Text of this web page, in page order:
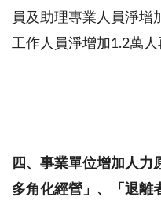
員及助理專業人員淨增
工作人員淨增加 1.2萬人
四、事業單位增加人力
多角化經營」、「退離